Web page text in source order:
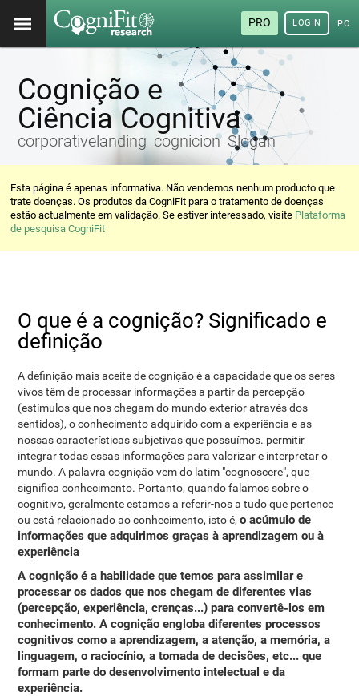
PRO LOGIN
Cognição e
Ciência Cognitiva
corporativelanding_cognicion_Slogan
Esta página é apenas informativa. Não vendemos nenhum producto que
trate doenças. Os produtos da CogniFit para o tratamento de doenças
estão actualmente em validação. Se estiver interessado, visite Plataforma
de pesquisa CogniFit
O que é a cognição? Significado e
definição
A definição mais aceite de cognição é a capacidade que os seres
vivos têm de processar informações a partir da percepção
(estímulos que nos chegam do mundo exterior através dos
sentidos), o conhecimento adquirido com a experiência e as
nossas características subjetivas que possuímos. permitir
integrar todas essas informações para valorizar e interpretar o
mundo. A palavra cognição vem do latim "cognoscere", que
significa conhecimento. Portanto, quando falamos sobre o
cognitivo, geralmente estamos a referir-nos a tudo que pertence
ou está relacionado ao conhecimento, isto é,o acúmulo de
informações que adquirimos graças à aprendizagem ou à
experiência
A cognição é a habilidade que temos para assimilar e
processar os dados que nos chegam de diferentes vias
(percepção, experiência, crenças...) para convertê-los em
conhecimento. A cognição engloba diferentes processos
cognitivos como a aprendizagem, a atenção, a memória, a
linguagem, o raciocínio, a tomada de decisões, etc... que
formam parte do desenvolvimento intelectual e da
experiência.